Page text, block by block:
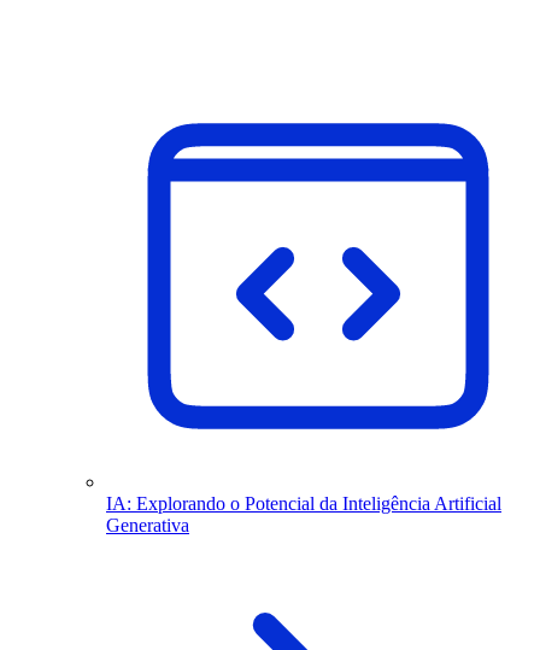
IA: Explorando o Potencial da Inteligência Artificial
Generativa